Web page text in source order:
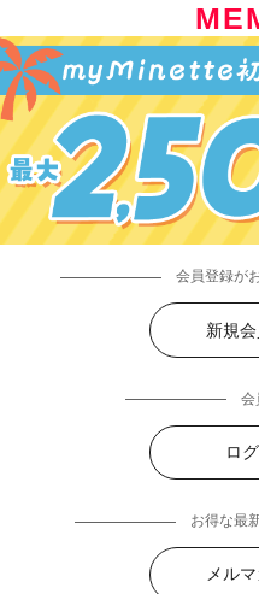
会員登録が
新規
会
ロ
お得な最
メル